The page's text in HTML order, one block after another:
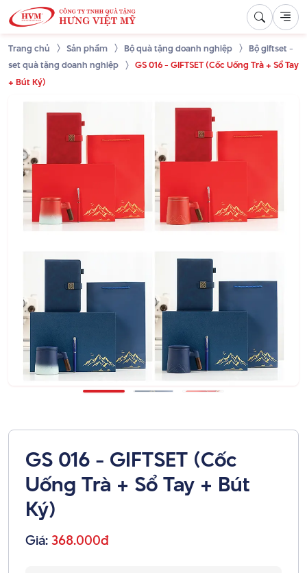
Trang chủ Sản phẩm Bộ quà tặng doanh nghiệp
Bộ giftset -
set quà tặng doanh nghiệp
GS 016 - GIFTSET (Cốc Uống Trà + Sổ Tay
+ Bút Ký)
GS 016 - GIFTSET (Cốc
Uống Trà + Sổ Tay + Bút
Ký)
Giá:368.000đ